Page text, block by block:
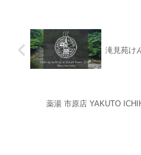
滝見苑け
薬湯 市原店 YAKUTO